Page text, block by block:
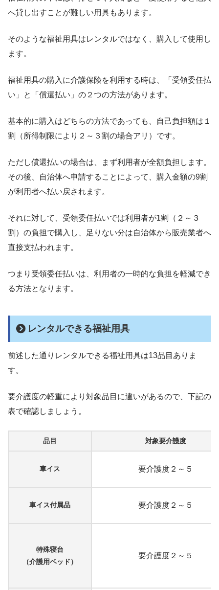
へ貸し出すことが難しい用具もあります。
そのような福祉用具はレンタルではなく、購入して使用し
ます。
福祉用具の購入に介護保険を利用する時は、「受領委任払
い」と「償還払い」の２つの方法があります。
基本的に購入はどちらの方法であっても、自己負担額は１
割（所得制限により２～３割の場合アリ）です。
ただし償還払いの場合は、まず利用者が全額負担します。
その後、自治体へ申請することによって、購入金額の9割
が利用者へ払い戻されます。
それに対して、受領委任払いでは利用者が1割（２～３
割）の負担で購入し、足りない分は自治体から販売業者へ
直接支払われます。
つまり受領委任払いは、利用者の一時的な負担を軽減でき
る方法となります。
レンタルできる福祉用具
前述した通りレンタルできる福祉用具は13品目ありま
す。
要介護度の軽重により対象品目に違いがあるので、下記の
表で確認しましょう。
品目 対象要介護度
車イス 要介護度２～５
車イス付属品 要介護度２～５
特殊寝台
（介護用ベッド）
要介護度２～５